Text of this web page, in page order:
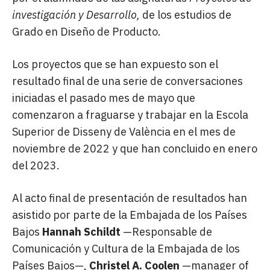
investigación y Desarrollo, de los estudios de
Grado en Diseño de Producto.
Los proyectos que se han expuesto son el
resultado final de una serie de conversaciones
iniciadas el pasado mes de mayo que
comenzaron a fraguarse y trabajar en la Escola
Superior de Disseny de València en el mes de
noviembre de 2022 y que han concluido en enero
del 2023.
Al acto final de presentación de resultados han
asistido por parte de la Embajada de los Países
Bajos Hannah Schildt —Responsable de
Comunicación y Cultura de la Embajada de los
Países Bajos—, Christel A. Coolen —manager of